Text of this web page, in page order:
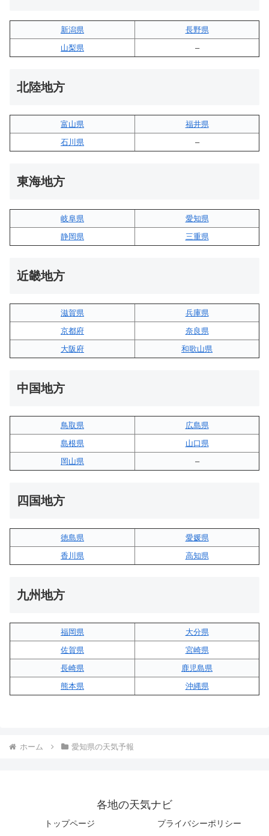
新潟県
長野県
山梨県
–
北陸地方
富山県
福井県
石川県
–
東海地方
岐阜県
愛知県
静岡県
三重県
近畿地方
滋賀県
兵庫県
京都府
奈良県
大阪府
和歌山県
中国地方
鳥取県
広島県
島根県
山口県
岡山県
–
四国地方
徳島県
愛媛県
香川県
高知県
九州地方
福岡県
大分県
佐賀県
宮崎県
長崎県
鹿児島県
熊本県
沖縄県
ホーム 愛知県の天気予報
各地の天気ナビ
トップページ プライバシーポリシー